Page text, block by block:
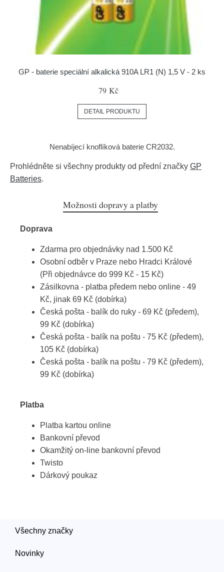
GP - baterie speciální alkalická 910A LR1 (N) 1,5 V - 2 ks
79 Kč
DETAIL PRODUKTU
Nenabíjecí knoflíková baterie CR2032.
Prohlédněte si všechny produkty od přední značky GP
Batteries.
Možnosti dopravy a platby
Doprava
Zdarma pro objednávky nad 1.500 Kč
Osobní odběr v Praze nebo Hradci Králové
(Při objednávce do 999 Kč - 15 Kč)
Zásilkovna - platba předem nebo online - 49
Kč, jinak 69 Kč (dobírka)
Česká pošta - balík do ruky - 69 Kč (předem),
99 Kč (dobírka)
Česká pošta - balík na poštu - 75 Kč (předem),
105 Kč (dobírka)
Česká pošta - balík na poštu - 79 Kč (předem),
99 Kč (dobírka)
Platba
Platba kartou online
Bankovní převod
Okamžitý on-line bankovní převod
Twisto
Dárkový poukaz
Všechny značky
Novinky